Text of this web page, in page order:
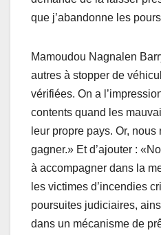
que j’abandonne les
Mamoudou Nagnalen
autres à stopper de
vérifiées. On a
contents quand les
leur propre pays. Or, nous
gagner.» Et d’ajouter :
à accompagner dans la
les victimes d’incendies
poursuites judiciaires,
dans un mécanisme de